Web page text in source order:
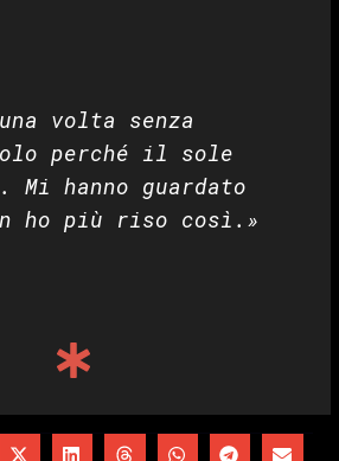
volta senza
perché il sole
Mi hanno guardato
ho più riso così.»